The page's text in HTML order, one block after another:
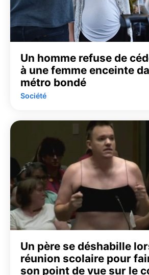
Un homme refuse de
à une femme enceinte
métro bondé
Société
Un père se déshabille
réunion scolaire pour
son point de vue sur le